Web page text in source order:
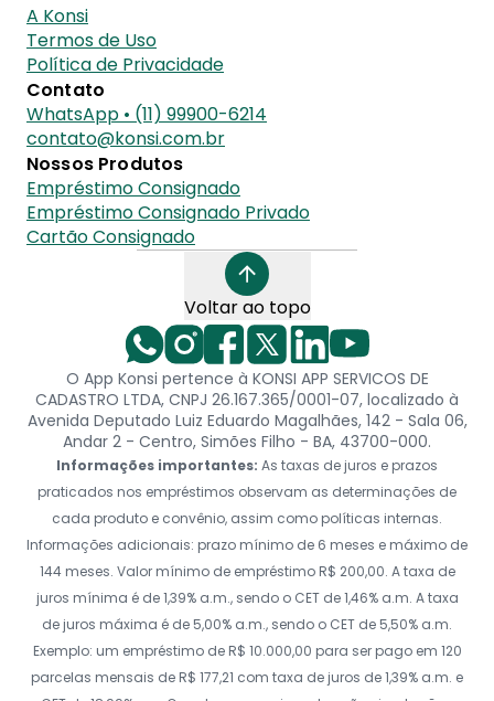
A Konsi
Termos de Uso
Política de Privacidade
Contato
WhatsApp • (11) 99900-6214
contato@konsi.com.br
Nossos Produtos
Empréstimo Consignado
Empréstimo Consignado Privado
Cartão Consignado
Voltar ao topo
O App Konsi pertence à KONSI APP SERVICOS DE
CADASTRO LTDA, CNPJ 26.167.365/0001-07, localizado à
Avenida Deputado Luiz Eduardo Magalhães, 142 - Sala 06,
Andar 2 - Centro, Simões Filho - BA, 43700-000.
Informações importantes: As taxas de juros e prazos
praticados nos empréstimos observam as determinações de
cada produto e convênio, assim como políticas internas.
Informações adicionais: prazo mínimo de 6 meses e máximo de
144 meses. Valor mínimo de empréstimo R$ 200,00. A taxa de
juros mínima é de 1,39% a.m., sendo o CET de 1,46% a.m. A taxa
de juros máxima é de 5,00% a.m., sendo o CET de 5,50% a.m.
Exemplo: um empréstimo de R$ 10.000,00 para ser pago em 120
parcelas mensais de R$ 177,21 com taxa de juros de 1,39% a.m. e